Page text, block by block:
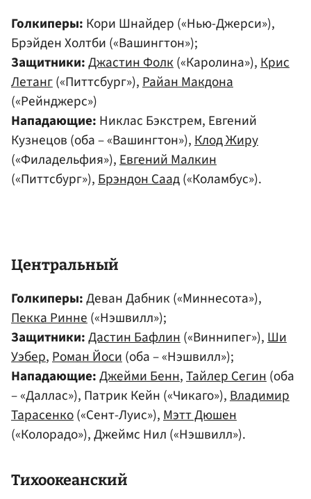
Голкиперы: Кори Шнайдер («Нью-Джерси»),
Брэйден Холтби («Вашингтон»);
Защитники:Джастин Фолк(«Каролина»),Крис
Летанг(«Питтсбург»),Райан Макдона
(«Рейнджерс»)
Нападающие: Никлас Бэкстрем, Евгений
Кузнецов (оба – «Вашингтон»),Клод Жиру
(«Филадельфия»),Евгений Малкин
(«Питтсбург»),Брэндон Саад(«Коламбус»).
Центральный
Голкиперы:Деван Дабник («Миннесота»),
Пекка Ринне(«Нэшвилл»);
Защитники:Дастин Бафлин(«Виннипег»),Ши
Уэбер,Роман Йоси(оба – «Нэшвилл»);
Нападающие:Джейми Бенн,Тайлер Сегин(оба
– «Даллас»), Патрик Кейн («Чикаго»),Владимир
Тарасенко(«Сент-Луис»),Мэтт Дюшен
(«Колорадо»), Джеймс Нил («Нэшвилл»).
Тихоокеанский